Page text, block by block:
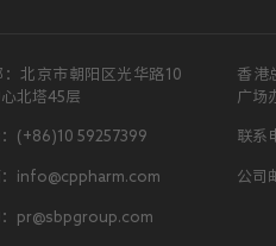
：北京市朝阳区光华路10
北塔45层
(+86)10 59257399
：info@cppharm.com
：pr@sbpgroup.com
香港
广场
联系
公司